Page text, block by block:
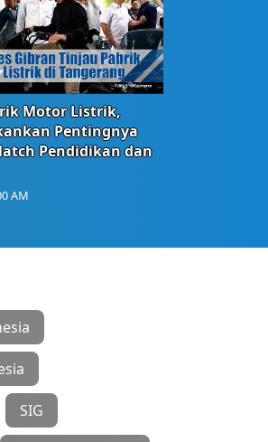
Motor Listrik,
Pentingnya
Pendidikan dan
AM
SIG